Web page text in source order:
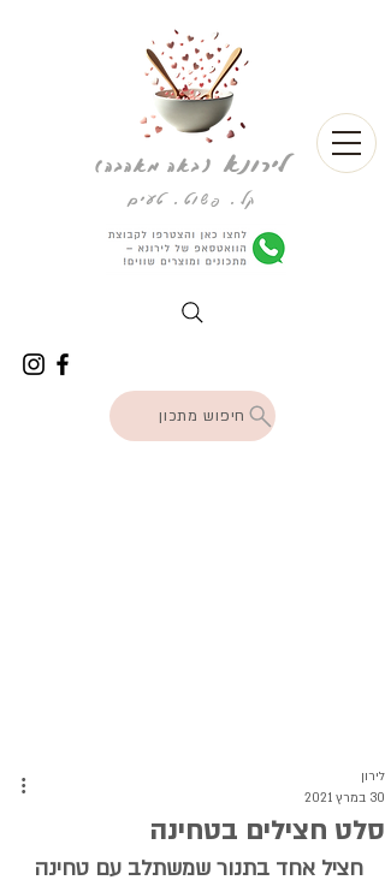
לירונא(באה מאהבה)
קל. פשוט. טעים
חיפוש מתכון
סלט חצילים בטחינה
לירון
30 במרץ 2021
חציל אחד בתנור שמשתלב עם טחינה